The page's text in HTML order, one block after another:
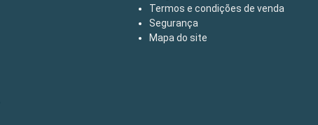
Termos e condições de venda
Segurança
Mapa do site